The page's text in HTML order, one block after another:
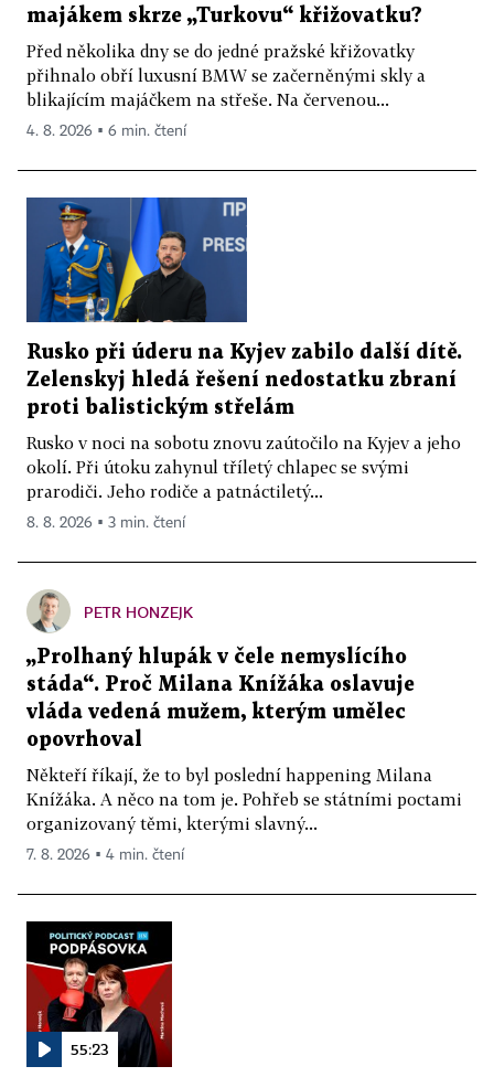
majákem skrze „Turkovu“ křižovatku?
Před několika dny se do jedné pražské křižovatky
přihnalo obří luxusní BMW se začerněnými skly a
blikajícím majáčkem na střeše. Na červenou...
4. 8. 2026 ▪ 6 min. čtení
Rusko při úderu na Kyjev zabilo další dítě.
Zelenskyj hledá řešení nedostatku zbraní
proti balistickým střelám
Rusko v noci na sobotu znovu zaútočilo na Kyjev a jeho
okolí. Při útoku zahynul tříletý chlapec se svými
prarodiči. Jeho rodiče a patnáctiletý...
8. 8. 2026 ▪ 3 min. čtení
PETR HONZEJK
„Prolhaný hlupák v čele nemyslícího
stáda“. Proč Milana Knížáka oslavuje
vláda vedená mužem, kterým umělec
opovrhoval
Někteří říkají, že to byl poslední happening Milana
Knížáka. A něco na tom je. Pohřeb se státními poctami
organizovaný těmi, kterými slavný...
7. 8. 2026 ▪ 4 min. čtení
55:23